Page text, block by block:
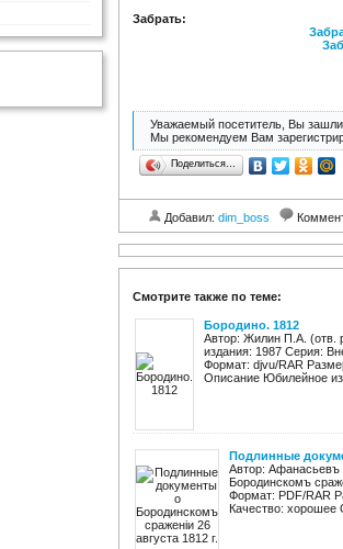
Забрать:
Уважаемый посетитель, Вы зашли
Мы рекомендуем Вам
Поделиться…
Добавил: dim_boss
Смотрите также по теме:
Бородино. 1812
Автор: Жилин П.А. (отв.
издания: 1987 Серия:
Формат: djvu/RAR
Описание Юбилейное
Подлинные
Автор:
Бородинскомъ
Формат: PDF/RAR
Качество: хорошее